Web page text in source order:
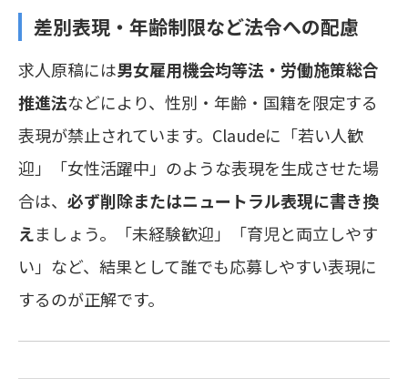
差別表現・年齢制限など法令への配慮
求人原稿には男女雇用機会均等法・労働施策総合
推進法などにより、性別・年齢・国籍を限定する
表現が禁止されています。Claudeに「若い人歓
迎」「女性活躍中」のような表現を生成させた場
合は、 必ず削除またはニュートラル表現に書き換
えましょう。「未経験歓迎」「育児と両立しやす
い」など、結果として誰でも応募しやすい表現に
するのが正解です。